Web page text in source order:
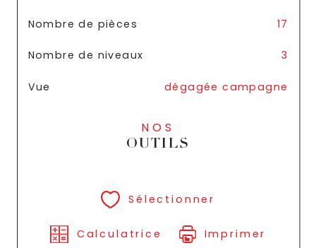
Nombre de pièces 17
Nombre de niveaux 3
Vue dégagée campagne
NOS
OUTILS
Sélectionner
Calculatrice Imprimer